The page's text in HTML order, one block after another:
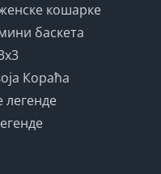
кошарке
баскета
Кораћа
легенде